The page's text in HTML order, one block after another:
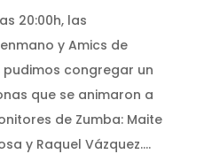
20:00h, las
y Amics de
pudimos congregar un
que se animaron a
de Zumba: Maite
y Raquel Vázquez....